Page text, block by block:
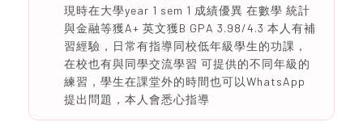
現時在大學year 1 sem 1 成績優異 在數學 統計
與金融等獲A+ 英文獲B GPA 3.98/4.3 本人有補
習經驗，日常有指導同校低年級學生的功課，
在校也有與同學交流學習 可提供的不同年級的
練習，學生在課堂外的時間也可以WhatsApp
提出問題，本人會悉心指導